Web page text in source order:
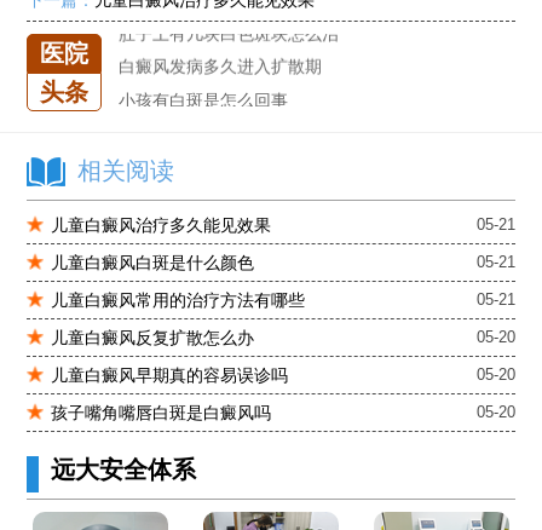
医院
头条
肚子上有几块白色斑块怎么治
白癜风发病多久进入扩散期
小孩有白斑是怎么回事
石家庄远大中医皮肤医院怎么样
石家庄专治白斑医院
治疗白癜风便宜的医院
各种白斑的图片
肚子上有几块白色斑块怎么治
相关阅读
儿童白癜风治疗多久能见效果 05-21
儿童白癜风白斑是什么颜色 05-21
儿童白癜风常用的治疗方法有哪些 05-21
儿童白癜风反复扩散怎么办 05-20
儿童白癜风早期真的容易误诊吗 05-20
孩子嘴角嘴唇白斑是白癜风吗 05-20
远大安全体系